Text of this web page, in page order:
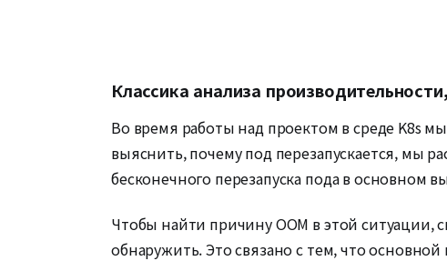
Классика анализа
Во время работы над проектом в среде K8s
выяснить, почему под перезапускается, мы
бесконечного перезапуска пода в основном
Чтобы найти причину OOM в этой ситуации,
обнаружить. Это связано с тем, что